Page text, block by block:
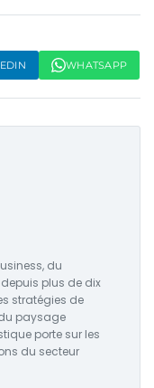
WHATSAPP
du
plus de dix
stratégies de
paysage
porte sur les
du secteur